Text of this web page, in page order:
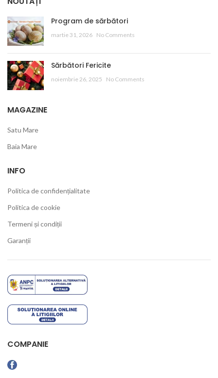
Program de sărbători
martie 31, 2026 No Comments
Sărbători Fericite
noiembrie 26, 2025 No Comments
MAGAZINE
Satu Mare
Baia Mare
INFO
Politica de confidențialitate
Politica de cookie
Termeni și condiții
Garanții
COMPANIE